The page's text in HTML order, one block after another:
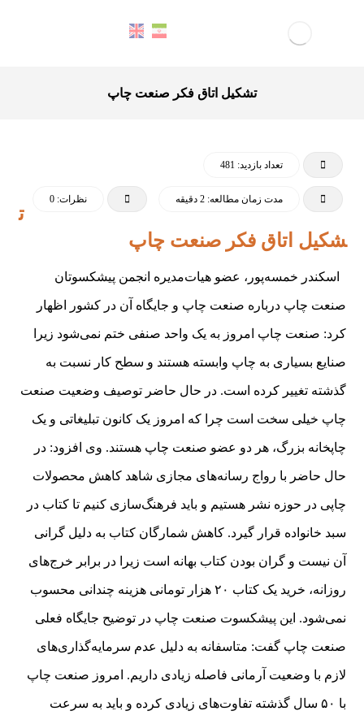
تشکیل اتاق فکر صنعت چاپ
تعداد بازدید: 481
مدت زمان مطالعه: 2 دقیقه نظرات: 0
ت
شکیل اتاق فکر صنعت چاپ
اسکندر خمسه‌پور، عضو هیات‌مدیره انجمن پیشکسوتان
صنعت چاپ درباره صنعت چاپ و جایگاه آن در کشور اظهار
کرد: صنعت چاپ امروز به یک واحد صنفی ختم نمی‌شود زیرا
صنایع بسیاری به چاپ وابسته هستند و سطح کار نسبت به
گذشته تغییر کرده است. در حال حاضر توصیف وضعیت صنعت
چاپ خیلی سخت است چرا که امروز یک کانون تبلیغاتی و یک
چاپخانه بزرگ، هر دو عضو صنعت چاپ هستند. وی افزود: در
حال حاضر با رواج رسانه‌های مجازی شاهد کاهش محصولات
چاپی در حوزه نشر هستیم و باید فرهنگ‌سازی کنیم تا کتاب در
سبد خانواده قرار گیرد. کاهش شمارگان کتاب به دلیل گرانی
آن نیست و گران بودن کتاب بهانه است زیرا در برابر خرج‌های
روزانه، خرید یک کتاب ۲۰ هزار تومانی هزینه چندانی محسوب
نمی‌شود. این پیشکسوت صنعت چاپ در توضیح جایگاه فعلی
صنعت چاپ گفت: متاسفانه به دلیل عدم سرمایه‌گذاری‌های
لازم با وضعیت آرمانی فاصله زیادی داریم. امروز صنعت چاپ
با ۵۰ سال گذشته تفاوت‌های زیادی کرده و باید به سرعت